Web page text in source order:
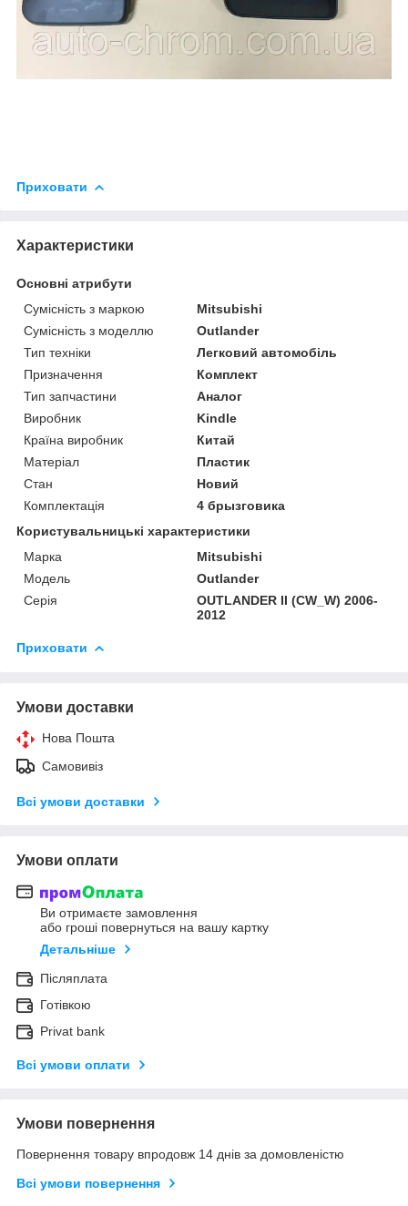
Приховати
Характеристики
Основні атрибути
Сумісність з маркою
Mitsubishi
Сумісність з моделлю
Outlander
Тип техніки
Легковий автомобіль
Призначення
Комплект
Тип запчастини
Аналог
Виробник
Kindle
Країна виробник
Китай
Матеріал
Пластик
Стан
Новий
Комплектація
4 брызговика
Користувальницькі характеристики
Марка
Mitsubishi
Модель
Outlander
Серія
OUTLANDER II (CW_W) 2006-
2012
Приховати
Умови доставки
Нова Пошта
Самовивіз
Всі умови доставки
Умови оплати
Ви отримаєте замовлення
або гроші повернуться на вашу картку
Детальніше
Післяплата
Готівкою
Privat bank
Всі умови оплати
Умови повернення
Повернення товару впродовж 14 днів за домовленістю
Всі умови повернення